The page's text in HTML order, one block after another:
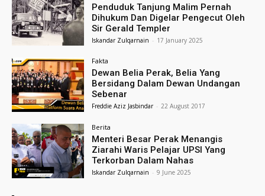
Penduduk Tanjung Malim Pernah
Dihukum Dan Digelar Pengecut Oleh
Sir Gerald Templer
Iskandar Zulqarnain - 17 January 2025
Fakta
Dewan Belia Perak, Belia Yang
Bersidang Dalam Dewan Undangan
Sebenar
Freddie Aziz Jasbindar - 22 August 2017
Berita
Menteri Besar Perak Menangis
Ziarahi Waris Pelajar UPSI Yang
Terkorban Dalam Nahas
Iskandar Zulqarnain - 9 June 2025